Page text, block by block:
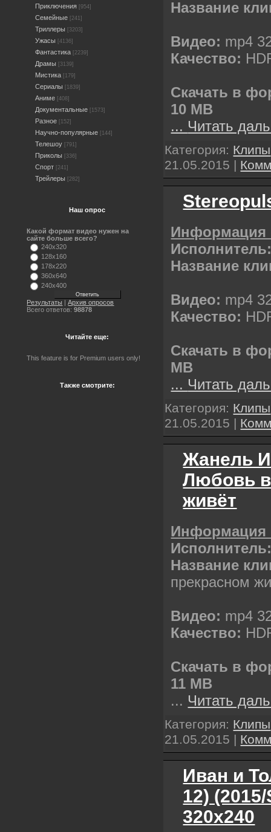
Приключения [954]
Семейные [241]
Триллеры [3203]
Ужасы [4136]
Фантастика [2239]
Драмы [3139]
Мистика [179]
Сериалы [1839]
Аниме [408]
Документальные [1573]
Разное [152]
Научно-популярные [144]
Телешоу [791]
Приколы [336]
Спорт [241]
Трейлеры [282]
Наш опрос
Какой формат видео нужен на
сайте больше всего?
240x320
128x160
178x220
360x640
240x400
Результаты |Архив опросов
Всего ответов:98878
Читайте еще:
This feature is for Premium users only!
Также смотрите:
Название
Видео: mp4
Качество:
Скачать в
10 MB
... Читать
Категория: Клипы
21.05.2015 |
Информация
Название
Видео: mp4
Качество:
Скачать в
MB
... Читать
Категория: Клипы
21.05.2015 |
Жанель
Любовь
живёт
Информация
Название
прекрасном
Видео: mp4
Качество:
Скачать в
11 MB
... Читать
Категория: Клипы
21.05.2015 |
Иван и
12)
320х240